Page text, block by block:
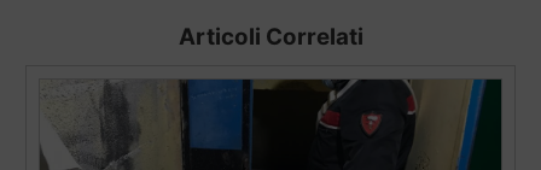
Articoli Correlati